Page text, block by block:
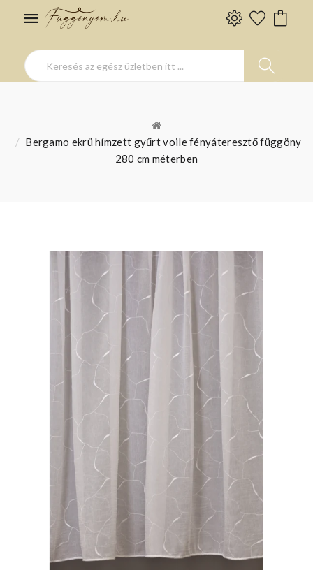
Bergamo ekrü hímzett gyűrt voile fényáteresztő függöny
280 cm méterben